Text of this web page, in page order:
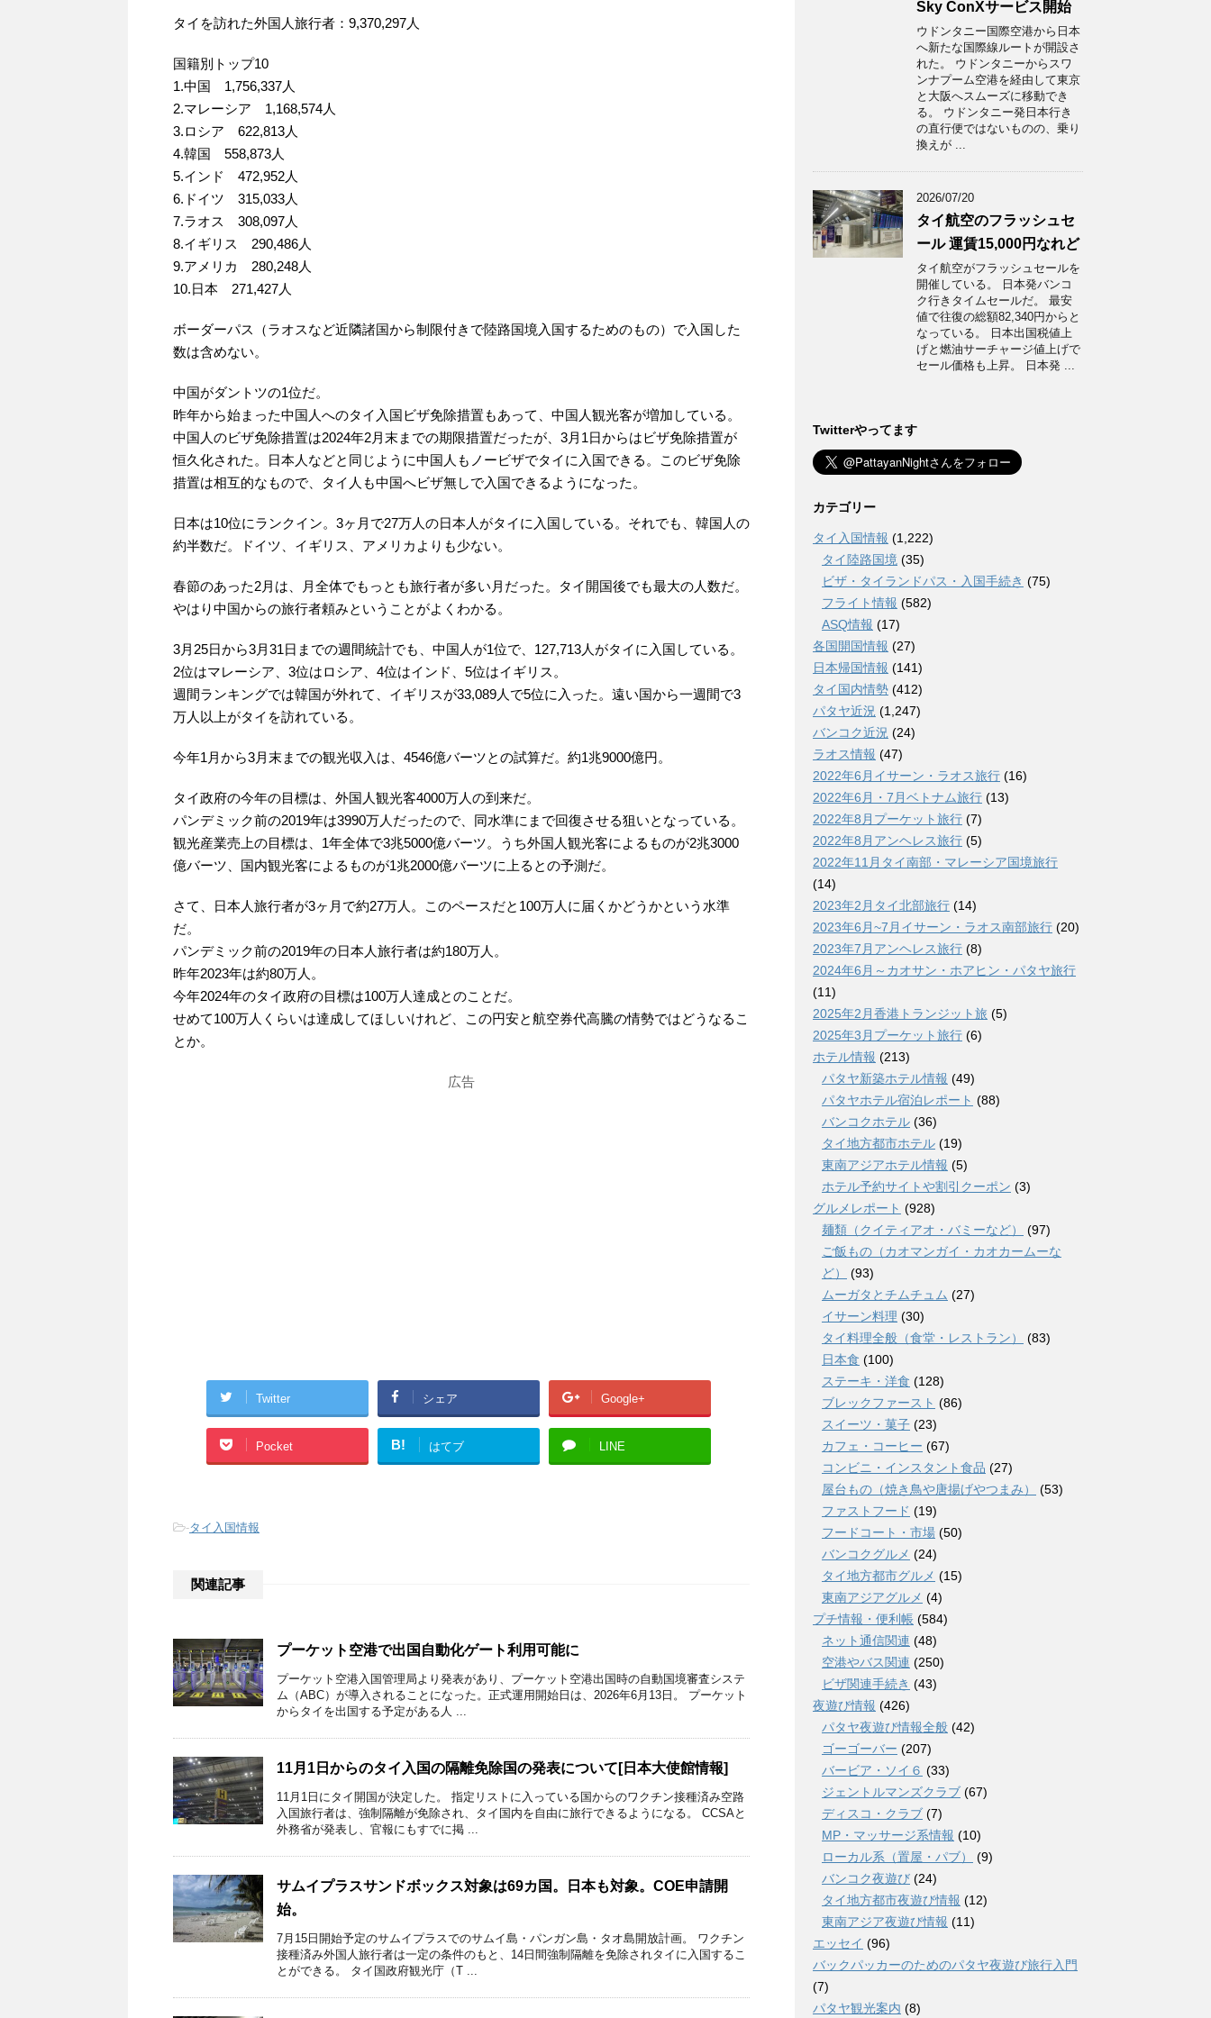
タイを訪れた外国人旅行者：9,370,297人
国籍別トップ10
1.中国 1,756,337人
2.マレーシア 1,168,574人
3.ロシア 622,813人
4.韓国 558,873人
5.インド 472,952人
6.ドイツ 315,033人
7.ラオス 308,097人
8.イギリス 290,486人
9.アメリカ 280,248人
10.日本 271,427人
ボーダーパス（ラオスなど近隣諸国から制限付きで陸路国境入国するためのもの）で入国した
数は含めない。
中国がダントツの1位だ。
昨年から始まった中国人へのタイ入国ビザ免除措置もあって、中国人観光客が増加している。
中国人のビザ免除措置は2024年2月末までの期限措置だったが、3月1日からはビザ免除措置が
恒久化された。日本人などと同じように中国人もノービザでタイに入国できる。このビザ免除
措置は相互的なもので、タイ人も中国へビザ無しで入国できるようになった。
日本は10位にランクイン。3ヶ月で27万人の日本人がタイに入国している。それでも、韓国人の
約半数だ。ドイツ、イギリス、アメリカよりも少ない。
春節のあった2月は、月全体でもっとも旅行者が多い月だった。タイ開国後でも最大の人数だ。
やはり中国からの旅行者頼みということがよくわかる。
3月25日から3月31日までの週間統計でも、中国人が1位で、127,713人がタイに入国している。
2位はマレーシア、3位はロシア、4位はインド、5位はイギリス。
週間ランキングでは韓国が外れて、イギリスが33,089人で5位に入った。遠い国から一週間で3
万人以上がタイを訪れている。
今年1月から3月末までの観光収入は、4546億バーツとの試算だ。約1兆9000億円。
タイ政府の今年の目標は、外国人観光客4000万人の到来だ。
パンデミック前の2019年は3990万人だったので、同水準にまで回復させる狙いとなっている。
観光産業売上の目標は、1年全体で3兆5000億バーツ。うち外国人観光客によるものが2兆3000
億バーツ、国内観光客によるものが1兆2000億バーツに上るとの予測だ。
さて、日本人旅行者が3ヶ月で約27万人。このペースだと100万人に届くかどうかという水準
だ。
パンデミック前の2019年の日本人旅行者は約180万人。
昨年2023年は約80万人。
今年2024年のタイ政府の目標は100万人達成とのことだ。
せめて100万人くらいは達成してほしいけれど、この円安と航空券代高騰の情勢ではどうなるこ
とか。
広告
Twitter シェア Google+
Pocket B! はてブ LINE
-タイ入国情報
関連記事
プーケット空港で出国自動化ゲート利用可能に
プーケット空港入国管理局より発表があり、プーケット空港出国時の自動国境審査システ
ム（ABC）が導入されることになった。正式運用開始日は、2026年6月13日。 プーケット
からタイを出国する予定がある人 ...
11月1日からのタイ入国の隔離免除国の発表について[日本大使館情報]
11月1日にタイ開国が決定した。 指定リストに入っている国からのワクチン接種済み空路
入国旅行者は、強制隔離が免除され、タイ国内を自由に旅行できるようになる。 CCSAと
外務省が発表し、官報にもすでに掲 ...
サムイプラスサンドボックス対象は69カ国。日本も対象。COE申請開
始。
7月15日開始予定のサムイプラスでのサムイ島・パンガン島・タオ島開放計画。 ワクチン
接種済み外国人旅行者は一定の条件のもと、14日間強制隔離を免除されタイに入国するこ
とができる。 タイ国政府観光庁（T ...
Sky ConXサービス開始
ウドンタニー国際空港から日本
へ新たな国際線ルートが開設さ
れた。 ウドンタニーからスワ
ンナプーム空港を経由して東京
と大阪へスムーズに移動でき
る。 ウドンタニー発日本行き
の直行便ではないものの、乗り
換えが ...
2026/07/20
タイ航空のフラッシュセ
ール 運賃15,000円なれど
タイ航空がフラッシュセールを
開催している。 日本発バンコ
ク行きタイムセールだ。 最安
値で往復の総額82,340円からと
なっている。 日本出国税値上
げと燃油サーチャージ値上げで
セール価格も上昇。 日本発 ...
Twitterやってます
カテゴリー
タイ入国情報 (1,222)
タイ陸路国境 (35)
ビザ・タイランドパス・入国手続き (75)
フライト情報 (582)
ASQ情報 (17)
各国開国情報 (27)
日本帰国情報 (141)
タイ国内情勢 (412)
パタヤ近況 (1,247)
バンコク近況 (24)
ラオス情報 (47)
2022年6月イサーン・ラオス旅行 (16)
2022年6月・7月ベトナム旅行 (13)
2022年8月プーケット旅行 (7)
2022年8月アンヘレス旅行 (5)
2022年11月タイ南部・マレーシア国境旅行
(14)
2023年2月タイ北部旅行 (14)
2023年6月~7月イサーン・ラオス南部旅行 (20)
2023年7月アンヘレス旅行 (8)
2024年6月～カオサン・ホアヒン・パタヤ旅行
(11)
2025年2月香港トランジット旅 (5)
2025年3月プーケット旅行 (6)
ホテル情報 (213)
パタヤ新築ホテル情報 (49)
パタヤホテル宿泊レポート (88)
バンコクホテル (36)
タイ地方都市ホテル (19)
東南アジアホテル情報 (5)
ホテル予約サイトや割引クーポン (3)
グルメレポート (928)
麺類（クイティアオ・バミーなど）
(97)
ご飯もの（カオマンガイ・カオカームーな
ど）
(93)
ムーガタとチムチュム (27)
イサーン料理 (30)
タイ料理全般（食堂・レストラン）
(83)
日本食 (100)
ステーキ・洋食 (128)
ブレックファースト (86)
スイーツ・菓子 (23)
カフェ・コーヒー (67)
コンビニ・インスタント食品 (27)
屋台もの（焼き鳥や唐揚げやつまみ）
(53)
ファストフード (19)
フードコート・市場 (50)
バンコクグルメ (24)
タイ地方都市グルメ (15)
東南アジアグルメ (4)
プチ情報・便利帳 (584)
ネット通信関連 (48)
空港やバス関連 (250)
ビザ関連手続き (43)
夜遊び情報 (426)
パタヤ夜遊び情報全般 (42)
ゴーゴーバー (207)
バービア・ソイ６ (33)
ジェントルマンズクラブ (67)
ディスコ・クラブ (7)
MP・マッサージ系情報 (10)
ローカル系（置屋・パブ）
(9)
バンコク夜遊び (24)
タイ地方都市夜遊び情報 (12)
東南アジア夜遊び情報 (11)
エッセイ (96)
バックパッカーのためのパタヤ夜遊び旅行入門
(7)
パタヤ観光案内 (8)